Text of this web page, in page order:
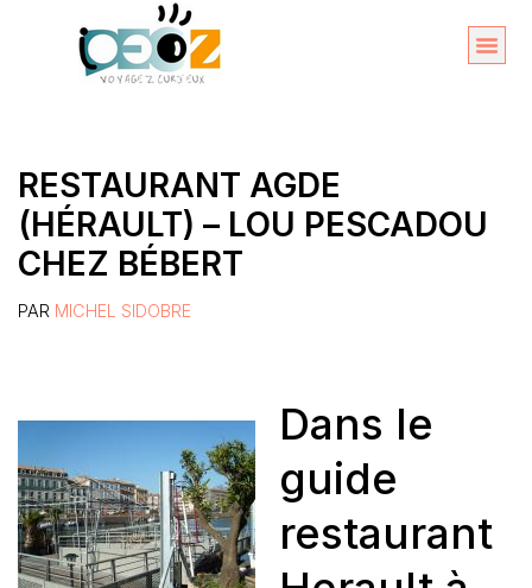
RESTAURANT AGDE
(HÉRAULT) – LOU PESCADOU
CHEZ BÉBERT
PAR MICHEL SIDOBRE
Dans le
guide
restaurant